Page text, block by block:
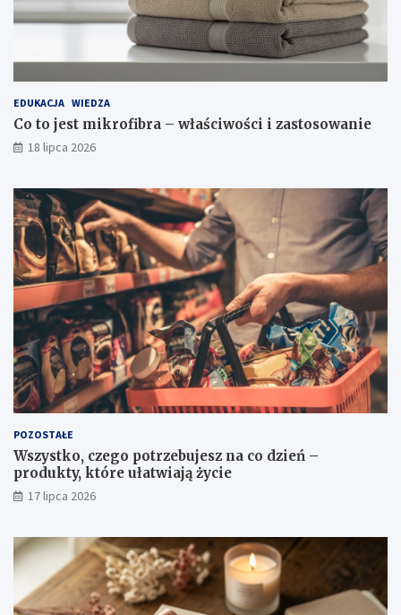
EDUKACJA WIEDZA
Co to jest mikrofibra – właściwości i zastosowanie
18 lipca 2026
POZOSTAŁE
Wszystko, czego potrzebujesz na co dzień –
produkty, które ułatwiają życie
17 lipca 2026